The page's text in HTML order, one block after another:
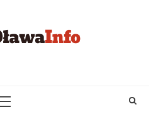
PRIMARY